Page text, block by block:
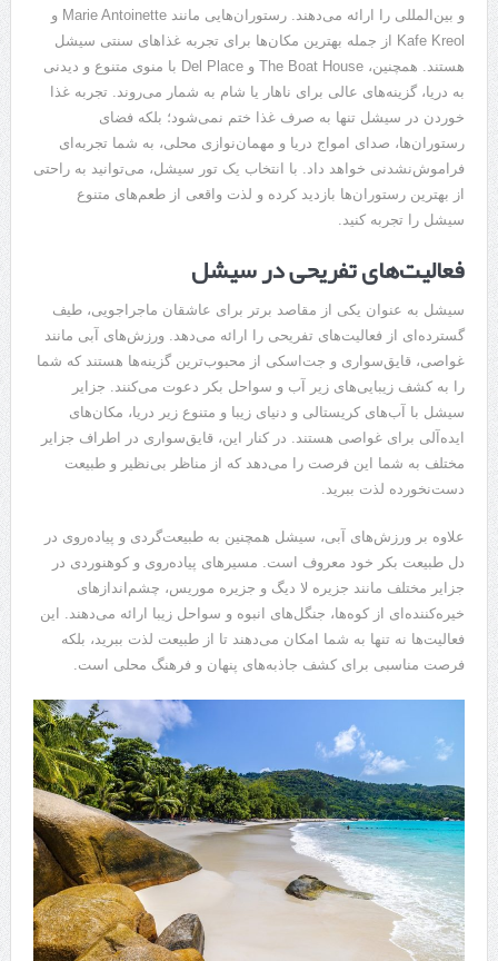
و بین‌المللی را ارائه می‌دهند. رستوران‌هایی مانند Marie Antoinette و
Kafe Kreol از جمله بهترین مکان‌ها برای تجربه غذاهای سنتی سیشل
هستند. همچنین، The Boat House و Del Place با منوی متنوع و دیدنی
به دریا، گزینه‌های عالی برای ناهار یا شام به شمار می‌روند. تجربه غذا
خوردن در سیشل تنها به صرف غذا ختم نمی‌شود؛ بلکه فضای
رستوران‌ها، صدای امواج دریا و مهمان‌نوازی محلی، به شما تجربه‌ای
فراموش‌نشدنی خواهد داد. با انتخاب یک تور سیشل، می‌توانید به راحتی
از بهترین رستوران‌ها بازدید کرده و لذت واقعی از طعم‌های متنوع
سیشل را تجربه کنید.
فعالیت‌های تفریحی در سیشل
سیشل به عنوان یکی از مقاصد برتر برای عاشقان ماجراجویی، طیف
گسترده‌ای از فعالیت‌های تفریحی را ارائه می‌دهد. ورزش‌های آبی مانند
غواصی، قایق‌سواری و جت‌اسکی از محبوب‌ترین گزینه‌ها هستند که شما
را به کشف زیبایی‌های زیر آب و سواحل بکر دعوت می‌کنند. جزایر
سیشل با آب‌های کریستالی و دنیای زیبا و متنوع زیر دریا، مکان‌های
ایده‌آلی برای غواصی هستند. در کنار این، قایق‌سواری در اطراف جزایر
مختلف به شما این فرصت را می‌دهد که از مناظر بی‌نظیر و طبیعت
دست‌نخورده لذت ببرید.
علاوه بر ورزش‌های آبی، سیشل همچنین به طبیعت‌گردی و پیاده‌روی در
دل طبیعت بکر خود معروف است. مسیرهای پیاده‌روی و کوهنوردی در
جزایر مختلف مانند جزیره لا دیگ و جزیره موریس، چشم‌اندازهای
خیره‌کننده‌ای از کوه‌ها، جنگل‌های انبوه و سواحل زیبا ارائه می‌دهند. این
فعالیت‌ها نه تنها به شما امکان می‌دهند تا از طبیعت لذت ببرید، بلکه
فرصت مناسبی برای کشف جاذبه‌های پنهان و فرهنگ محلی است.